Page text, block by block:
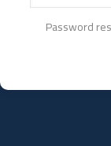
Password